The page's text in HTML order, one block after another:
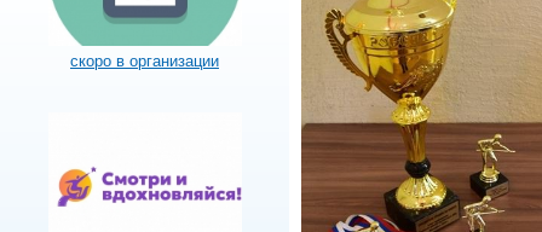
скоро в организации